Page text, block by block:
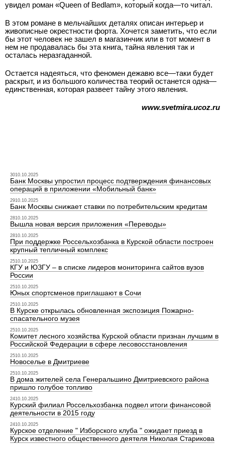
увидел роман «Queen of Bedlam», который когда—то читал.
В этом романе в мельчайших деталях описан интерьер и
живописные окрестности форта. Хочется заметить, что если
бы этот человек не зашел в магазинчик или в тот момент в
нем не продавалась бы эта книга, тайна явления так и
осталась неразгаданной.
Остается надеяться, что феномен дежавю все—таки будет
раскрыт, и из большого количества теорий останется одна—
единственная, которая развеет тайну этого явления.
www.svetmira.ucoz.ru
3010.10.2025
Банк Москвы упростил процесс подтверждения финансовых
операций в приложении «Мобильный банк»
2910.10.2025
Банк Москвы снижает ставки по потребительским кредитам
2810.10.2025
Вышла новая версия приложения «Переводы»
2810.10.2025
При поддержке Россельхозбанка в Курской области построен
крупный тепличный комплекс
2510.10.2025
КГУ и ЮЗГУ – в списке лидеров мониторинга сайтов вузов
России
2510.10.2025
Юных спортсменов приглашают в Сочи
2510.10.2025
В Курске открылась обновленная экспозиция Пожарно-
спасательного музея
2510.10.2025
Комитет лесного хозяйства Курской области признан лучшим в
Российской Федерации в сфере лесовосстановления
2510.10.2025
Новоселье в Дмитриеве
2510.10.2025
В дома жителей села Генеральшино Дмитриевского района
пришло голубое топливо
2410.10.2025
Курский филиал Россельхозбанка подвел итоги финансовой
деятельности в 2015 году
2410.10.2025
Курское отделение " Изборского клуба " ожидает приезд в
Курск известного общественного деятеля Николая Старикова